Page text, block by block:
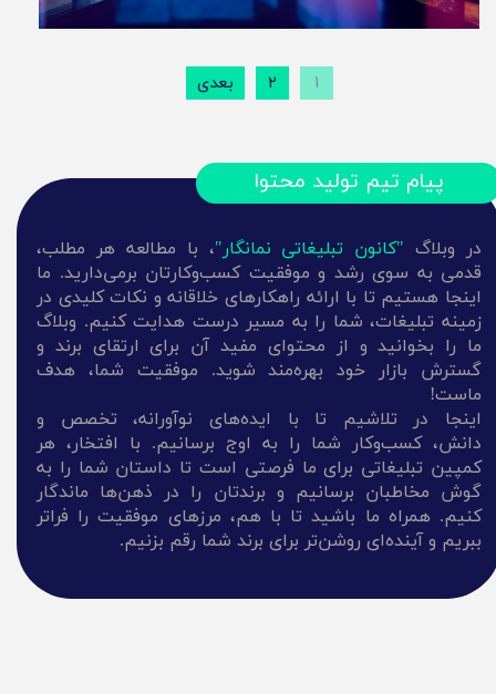
۱ ۲ بعدی
پیام تیم تولید محتوا
در وبلاگ "کانون تبلیغاتی نمانگار"، با مطالعه هر مطلب،
قدمی به سوی رشد و موفقیت کسب‌وکارتان برمی‌دارید. ما
اینجا هستیم تا با ارائه راهکارهای خلاقانه و نکات کلیدی در
زمینه تبلیغات، شما را به مسیر درست هدایت کنیم. وبلاگ
ما را بخوانید و از محتوای مفید آن برای ارتقای برند و
گسترش بازار خود بهره‌مند شوید. موفقیت شما، هدف
ماست!
اینجا در تلاشیم تا با ایده‌های نوآورانه، تخصص و
دانش، کسب‌وکار شما را به اوج برسانیم. با افتخار، هر
کمپین تبلیغاتی برای ما فرصتی است تا داستان شما را به
گوش مخاطبان برسانیم و برندتان را در ذهن‌ها ماندگار
کنیم. همراه ما باشید تا با هم، مرزهای موفقیت را فراتر
ببریم و آینده‌ای روشن‌تر برای برند شما رقم بزنیم.